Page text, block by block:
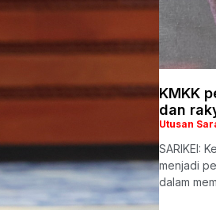
KMKK
dan
Utusan
SARIKEI:
menjadi
dalam